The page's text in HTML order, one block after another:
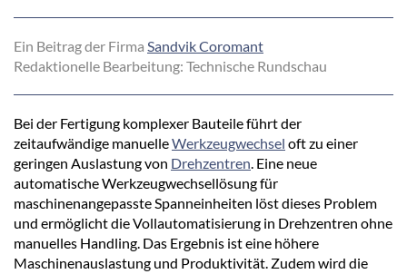
Ein Beitrag der Firma Sandvik Coromant
Redaktionelle Bearbeitung: Technische Rundschau
Bei der Fertigung komplexer Bauteile führt der
zeitaufwändige manuelleWerkzeugwechsel oft zu einer
geringen Auslastung von Drehzentren . Eine neue
automatische Werkzeugwechsellösung für
maschinenangepasste Spanneinheiten löst dieses Problem
und ermöglicht die Vollautomatisierung in Drehzentren ohne
manuelles Handling. Das Ergebnis ist eine höhere
Maschinenauslastung und Produktivität. Zudem wird die